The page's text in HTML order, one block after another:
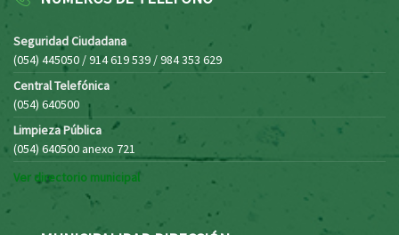
Seguridad Ciudadana
(054) 445050 / 914 619 539 / 984 353 629
Central Telefónica
(054) 640500
Limpieza Pública
(054) 640500 anexo 721
Ver directorio municipal